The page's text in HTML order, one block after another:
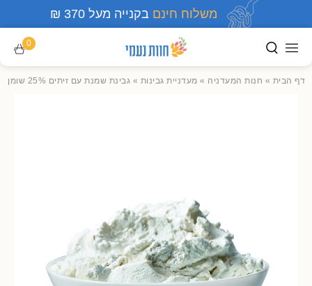
משלוח חינם בקנייה מעל 370 ₪
0
דף הבית » חנות המעדניה » מעדניית גבינות » גבינת שמנת עם זיתים 25% שומן